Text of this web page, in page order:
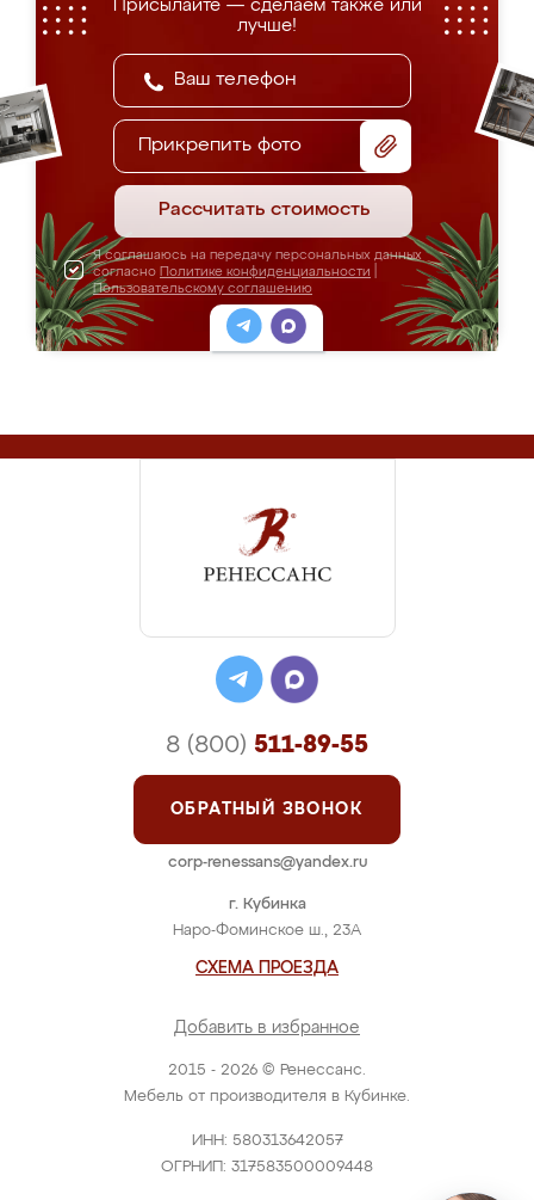
Присылайте — сделаем также или
лучше!
Прикрепить фото
Рассчитать стоимость
Я соглашаюсь на передачу персональных данных
согласно Политике конфиденциальности
Пользовательскому соглашению
2015 - 2026 © Ренессанс.
Мебель от производителя в Кубинке.
ИНН: 580313642057
ОГРНИП: 317583500009448
г. Кубинка
Наро-Фоминское ш., 23А
СХЕМА ПРОЕЗДА
Добавить в избранное
8 (800) 511-89-55
ОБРАТНЫЙ ЗВОНОК
corp-renessans@yandex.ru